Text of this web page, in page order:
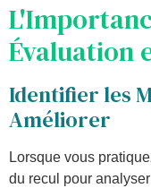
Évaluation
Identifier les
Améliorer
Lorsque vous
du recul pour